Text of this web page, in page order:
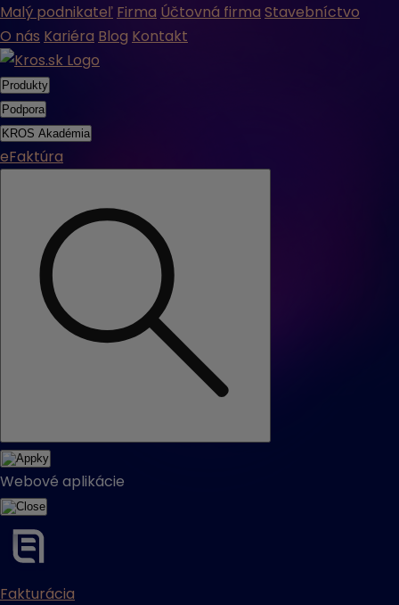
Malý podnikateľ Firma Účtovná firma Stavebníctvo
O nás Kariéra Blog Kontakt
Produkty
Podpora
KROS Akadémia
eFaktúra
Webové aplikácie
Fakturácia